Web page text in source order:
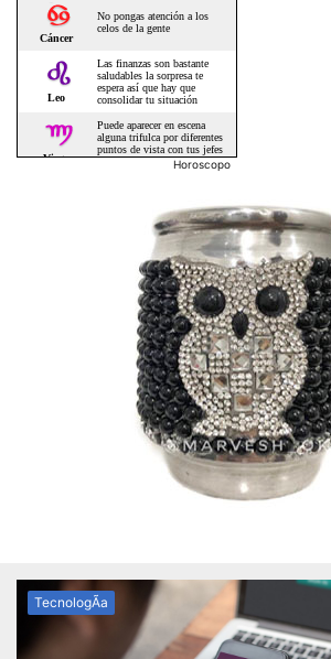
Horoscopo
TecnologÃ­a